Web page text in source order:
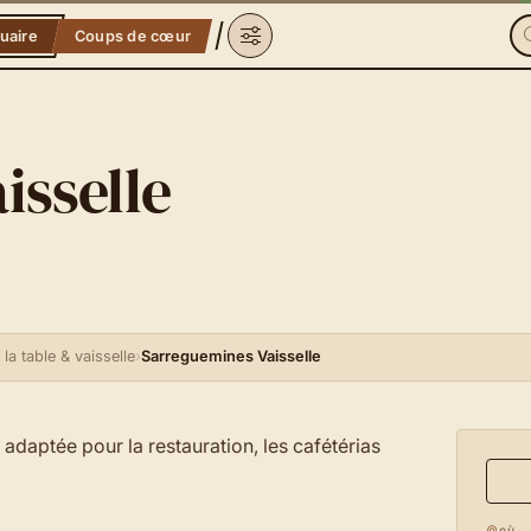
Coups de cœur
table & vaisselle›Sarreguemines Vaisselle
pour la restauration, les cafétérias